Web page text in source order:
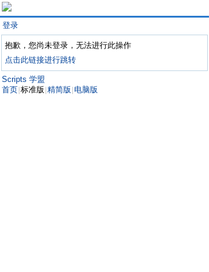
登录
抱歉，您尚未登录，无法进行此操作
点击此链接进行跳转
Scripts 学盟
首页 标准版 精简版 电脑版